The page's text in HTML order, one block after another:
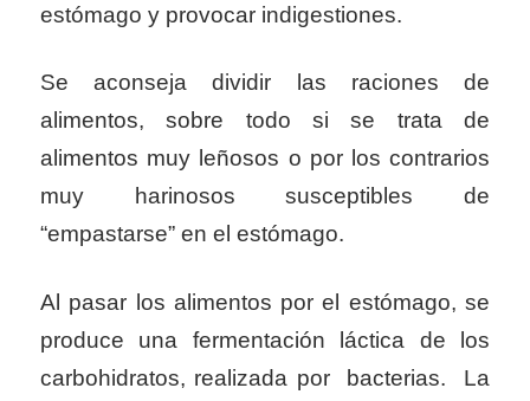
estómago y provocar indigestiones.
Se aconseja dividir las raciones de
alimentos, sobre todo si se trata de
alimentos muy leñosos o por los contrarios
muy harinosos susceptibles de
“empastarse” en el estómago.
Al pasar los alimentos por el estómago, se
produce una fermentación láctica de los
carbohidratos, realizada por bacterias. La